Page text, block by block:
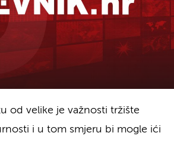
od velike je važnosti tržište
i u tom smjeru bi mogle ići